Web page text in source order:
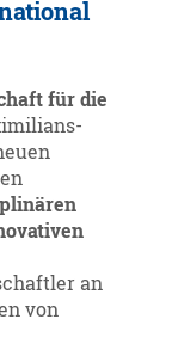
für die
an
von